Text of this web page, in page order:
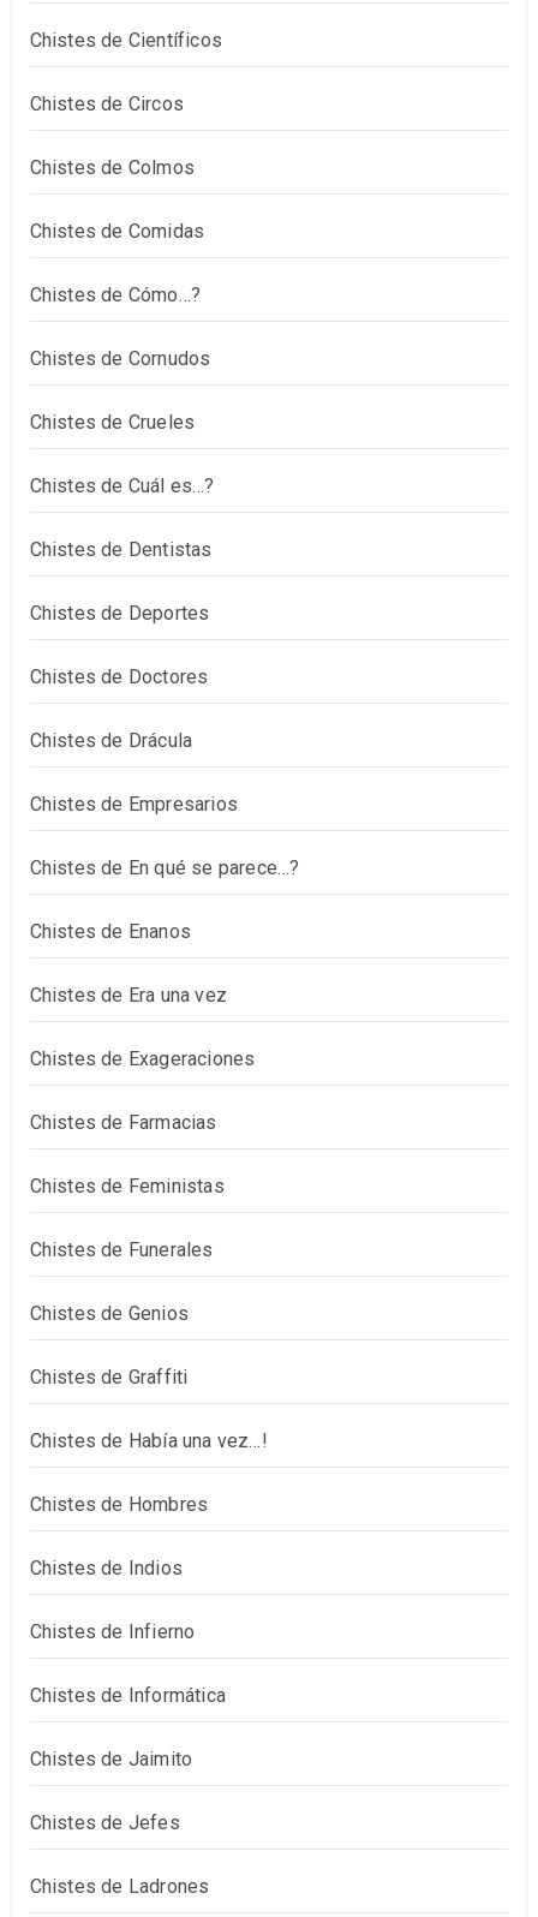
Chistes de Científicos
Chistes de Circos
Chistes de Colmos
Chistes de Comidas
Chistes de Cómo…?
Chistes de Cornudos
Chistes de Crueles
Chistes de Cuál es…?
Chistes de Dentistas
Chistes de Deportes
Chistes de Doctores
Chistes de Drácula
Chistes de Empresarios
Chistes de En qué se parece…?
Chistes de Enanos
Chistes de Era una vez
Chistes de Exageraciones
Chistes de Farmacias
Chistes de Feministas
Chistes de Funerales
Chistes de Genios
Chistes de Graffiti
Chistes de Había una vez…!
Chistes de Hombres
Chistes de Indios
Chistes de Infierno
Chistes de Informática
Chistes de Jaimito
Chistes de Jefes
Chistes de Ladrones